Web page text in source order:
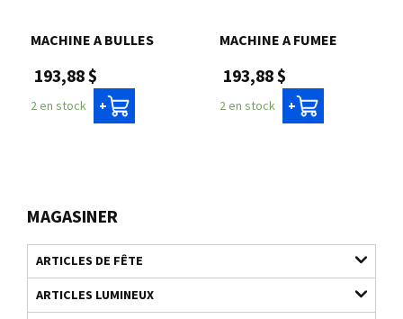
MAGASINER
ARTICLES DE FÊTE
ARTICLES LUMINEUX
MACHINE A BULLES
193,88 $
2 en stock +
MACHINE A FUMEE
193,88 $
2 en stock +